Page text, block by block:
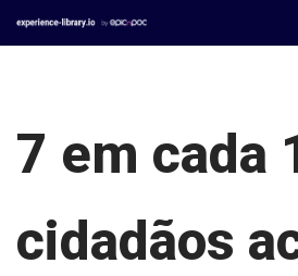
7 em cada
cidadãos